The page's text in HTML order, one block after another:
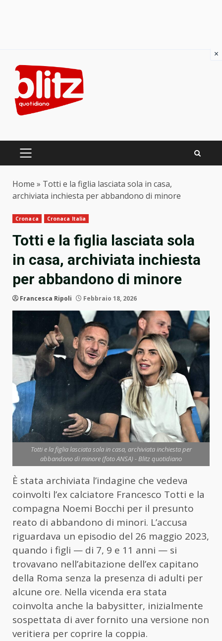
content
PRIMARY
Home » Totti e la figlia lasciata sola in casa,
archiviata inchiesta per abbandono di minore
Cronaca Cronaca Italia
Totti e la figlia lasciata sola
in casa, archiviata inchiesta
per abbandono di minore
Francesca Ripoli Febbraio 18, 2026
Totti e la figlia lasciata sola in casa, archiviata inchiesta per
abbandono di minore (foto ANSA) - Blitz quotidiano
È stata archiviata l’indagine che vedeva
coinvolti l’ex calciatore Francesco Totti e la
compagna Noemi Bocchi per il presunto
reato di abbandono di minori. L’accusa
riguardava un episodio del 26 maggio 2023,
quando i figli — di 7, 9 e 11 anni — si
trovavano nell’abitazione dell’ex capitano
della Roma senza la presenza di adulti per
alcune ore. Nella vicenda era stata
coinvolta anche la babysitter, inizialmente
sospettata di aver fornito una versione non
veritiera per coprire la coppia.
×